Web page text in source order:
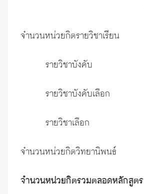
จำนวนหน่วยกิตรายวิชาเรียน
รายวิชาบังคับ
รายวิชาบังคับเลือก
รายวิชาเลือก
จำนวนหน่วยกิตวิทยานิพนธ์
จำนวนหน่วยกิตรวมตลอดหลักสูตร